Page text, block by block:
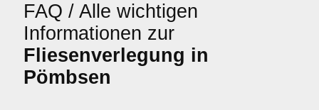
FAQ / Alle wichtigen
Informationen zur
Fliesenverlegung in
Pömbsen